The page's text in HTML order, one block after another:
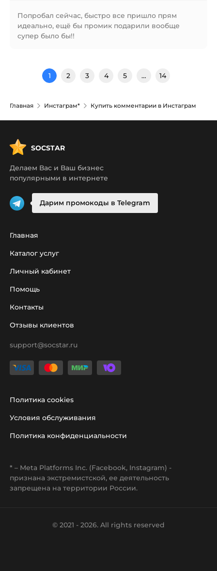
Попробал сейчас, быстро все пришло прям
идеально, ещё бы промик подарили вообще
супер было бы!!
1 2 3 4 5 … 14
Главная Инстаграм* Купить комментарии в Инстаграм
SOCSTAR
Делаем Вас и Ваш бизнес
популярными в интернете
Дарим промокоды в Telegram
Главная
Каталог услуг
Личный кабинет
Помощь
Контакты
Отзывы клиентов
support@socstar.ru
Политика cookies
Условия обслуживания
Политика конфиденциальности
* – Meta Platforms Inc. (Facebook, Instagram) -
признана экстремистской, ее деятельность
запрещена на территории России.
© 2021 - 2026. All rights reserved